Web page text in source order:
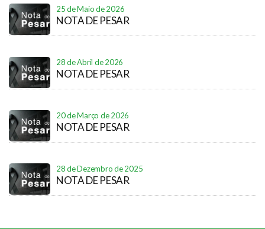
25 de Maio de 2026
NOTA DE PESAR
28 de Abril de 2026
NOTA DE PESAR
20 de Março de 2026
NOTA DE PESAR
28 de Dezembro de 2025
NOTA DE PESAR